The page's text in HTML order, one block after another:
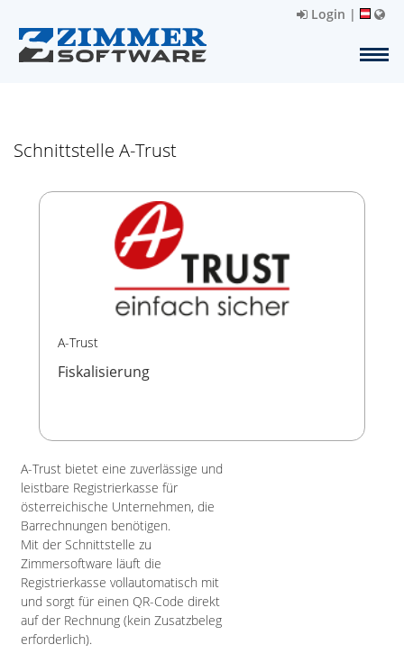
Login |
Schnittstelle A-Trust
A-Trust
Fiskalisierung
A-Trust bietet eine zuverlässige und
leistbare Registrierkasse für
österreichische Unternehmen, die
Barrechnungen benötigen.
Mit der Schnittstelle zu
Zimmersoftware läuft die
Registrierkasse vollautomatisch mit
und sorgt für einen QR-Code direkt
auf der Rechnung (kein Zusatzbeleg
erforderlich).